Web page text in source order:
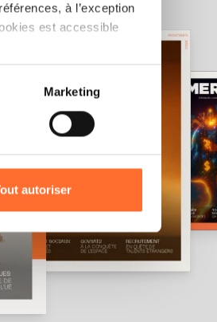
à l’exception
est accessible
sur les réseaux
des données
Marketing
autoriser